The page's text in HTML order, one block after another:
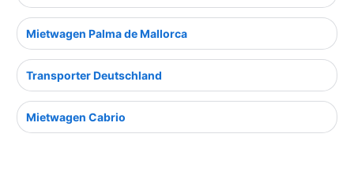
Mietwagen Palma de Mallorca
Transporter Deutschland
Mietwagen Cabrio